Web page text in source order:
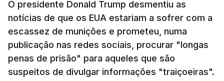
espalhadas por quase toda a Rússia e na Crimeia
anexada.
Os primeiros ataques, ocorridos na noite de 17 para
18 de julho, fizeram oito mortos e quase 90 feridos
em instalações nas regiões de Moscovo e Tambov
O presidente Donald Trump desmentiu as
notícias de que os EUA estariam a sofrer com a
escassez de munições e prometeu, numa
publicação nas redes sociais, procurar "longas
penas de prisão" para aqueles que são
suspeitos de divulgar informações "traiçoeiras".